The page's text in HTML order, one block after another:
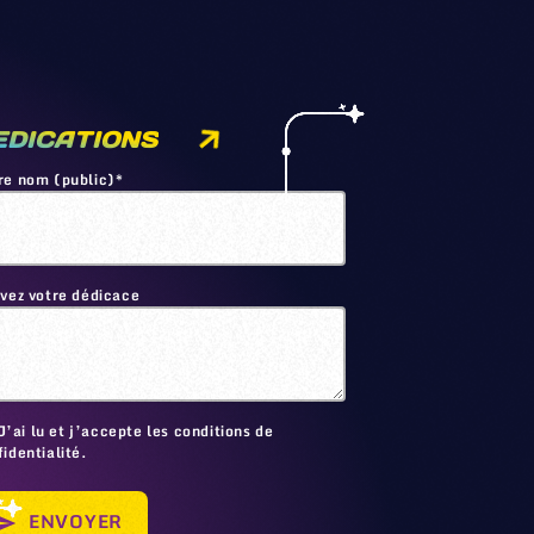
nom (public)*
votre dédicace
lu et j’accepte les conditions de
ENVOYER